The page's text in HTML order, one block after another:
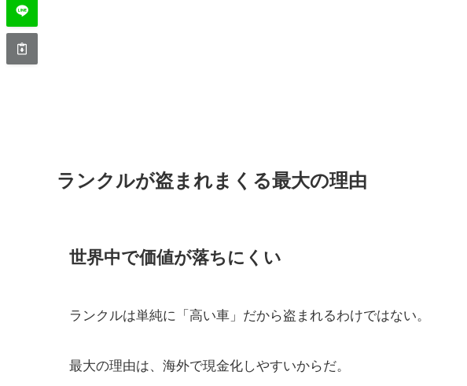
ランクルが盗まれまくる最大の理由
世界中で価値が落ちにくい
ランクルは単純に「高い車」だから盗まれるわけではない。
最大の理由は、海外で現金化しやすいからだ。